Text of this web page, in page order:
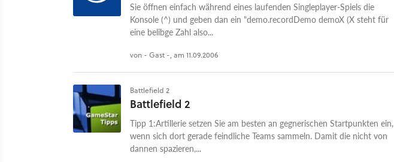
Sie öffnen einfach während eines laufenden Singleplayer-Spiels die
Konsole (^) und geben dan ein "demo.recordDemo demoX (X steht für
eine belibge Zahl also...
von - Gast -, am 11.09.2006
Battlefield 2
Battlefield 2
Tipp 1:Artillerie setzen Sie am besten an gegnerischen Startpunkten ein,
wenn sich dort gerade feindliche Teams sammeln. Damit die nicht von
dannen spazieren,...